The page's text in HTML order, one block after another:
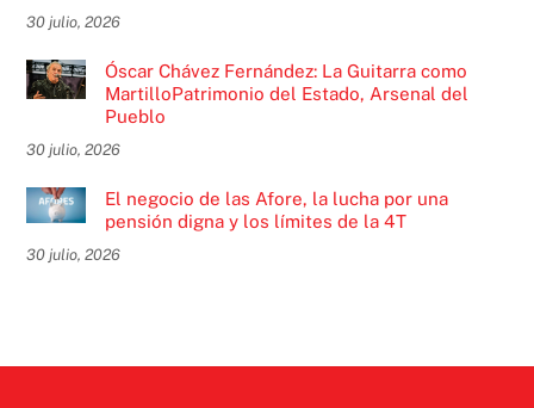
30 julio, 2026
Óscar Chávez Fernández: La Guitarra como
MartilloPatrimonio del Estado, Arsenal del
Pueblo
30 julio, 2026
El negocio de las Afore, la lucha por una
pensión digna y los límites de la 4T
30 julio, 2026